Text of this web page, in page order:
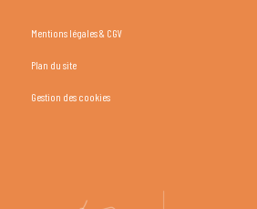
Mentions légales & CGV
Plan du site
Gestion des cookies